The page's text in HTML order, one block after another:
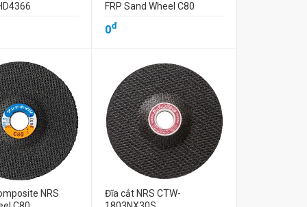
FRP Sand Wheel C80
0đ
NRS
Đĩa cắt NRS CTW-